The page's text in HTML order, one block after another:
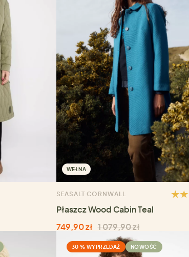
WEŁNA
SEASALT CORNWALL
Płaszcz Wood Cabin Teal
749,90 zł 1 079,90 zł
30 % WYPRZEDAŻ NOWOŚĆ